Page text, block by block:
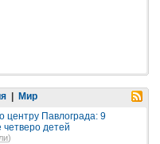
Мир
центру Павлограда: 9
детей
)